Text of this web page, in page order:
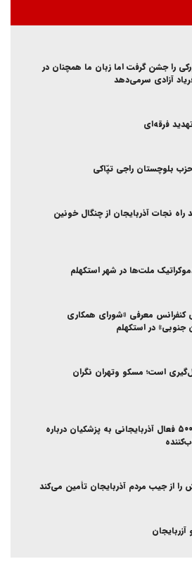
را جشن گرفت اما زبان ما همچنان در
آزادی سر‌می‌دهد
فرقه‌ای
بلوچستان راجی تپّاکی
راه نجات آذربایجان از چنگال خونین
ملت‌ها در شهر استکهلم
کنفرانس معرفی «شورای همکاری
جنوبی» در استکهلم
است؛ مسکو وتهران نگران
نامه سرگشاده بیش از ۵۰۰ فعال آذربایجانی به پزشکیان درباره
از جیب مردم آذربایجان تأمین می‌کند